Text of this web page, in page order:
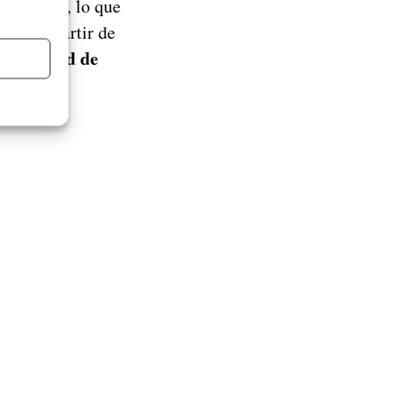
lo que
A partir de
actividad de